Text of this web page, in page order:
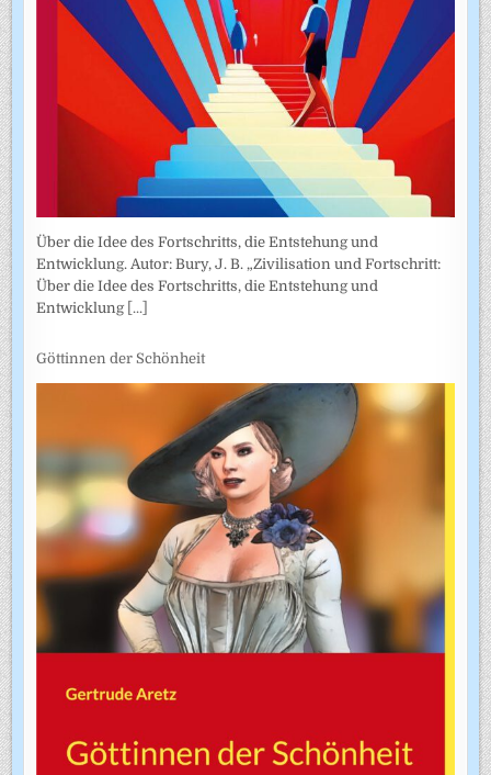
Über die Idee des Fortschritts, die Entstehung und
Entwicklung. Autor: Bury, J. B. „Zivilisation und Fortschritt:
Über die Idee des Fortschritts, die Entstehung und
Entwicklung [...]
Göttinnen der Schönheit